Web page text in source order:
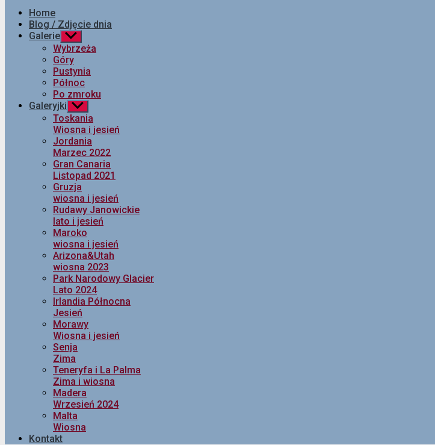
Home
Blog / Zdjęcie dnia
Galerie Pokaż
podmenu
Wybrzeża
Góry
Pustynia
Północ
Po zmroku
Galeryjki Pokaż
podmenu
Toskania
Wiosna i jesień
Jordania
Marzec 2022
Gran Canaria
Listopad 2021
Gruzja
wiosna i jesień
Rudawy Janowickie
lato i jesień
Maroko
wiosna i jesień
Arizona&Utah
wiosna 2023
Park Narodowy Glacier
Lato 2024
Irlandia Północna
Jesień
Morawy
Wiosna i jesień
Senja
Zima
Teneryfa i La Palma
Zima i wiosna
Madera
Wrzesień 2024
Malta
Wiosna
Kontakt